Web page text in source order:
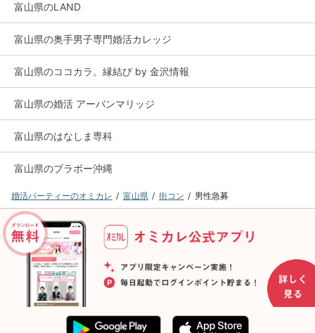
富山県のLAND
富山県の奥手男子専門婚活カレッジ
富山県のココカラ。縁結び by 金沢情報
富山県の婚活 アーバンマリッジ
富山県のはなしま専科
富山県のブラボー沖縄
婚活パーティーのオミカレ 富山県 街コン 男性急募